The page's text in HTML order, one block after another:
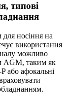
типові
носіння на
використання
можливо
AGM, таким як
або афокальні